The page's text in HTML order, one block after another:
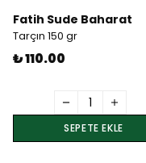
Fatih Sude Baharat
Tarçın 150 gr
₺ 110.00
SEPETE EKLE